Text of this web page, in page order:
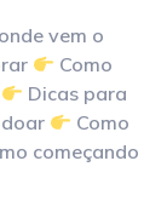
vem o
Como
Dicas para
Como
começando